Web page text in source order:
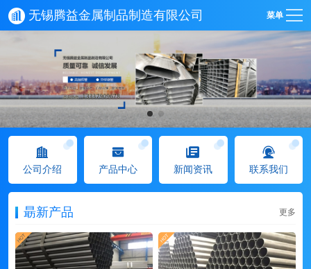
无锡腾益金属制品制造有限公司 菜单
公司介绍 产品中心 新闻资讯 联系我们
朂新产品 更多